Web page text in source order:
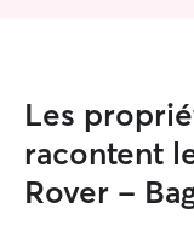
Les
racontent
Rover -